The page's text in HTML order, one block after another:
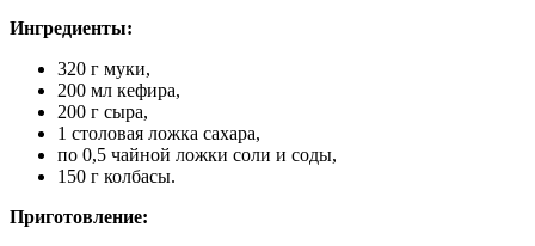
Ингредиенты:
320 г муки,
200 мл кефира,
200 г сыра,
1 столовая ложка сахара,
по 0,5 чайной ложки соли и соды,
150 г колбасы.
Приготовление: